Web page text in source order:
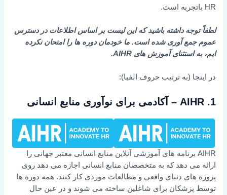
HR باتجربه است.
لطفاً توجه داشته باشید که این لیست بر اساس اطلاعات در دسترس
عموم جمع آوری شده است. ما خودمان دوره ها را امتحان نکرده
ایم، به استثنای آموزش های AIHR.
در اینجا (به ترتیب حروف الفبا):
1. AIHR – آکادمی برای نوآوری منابع انسانی
AIHR برنامه های آموزشی آنلاین منابع انسانی معتبر جهانی را
ارائه می دهد که به متخصصان منابع انسانی اجازه می دهد روی
پروژه های دنیای واقعی و مطالعات موردی کار کنند. همه دوره ها
توسط پزشکان برای شاغلین ساخته می شوند و در عین حال